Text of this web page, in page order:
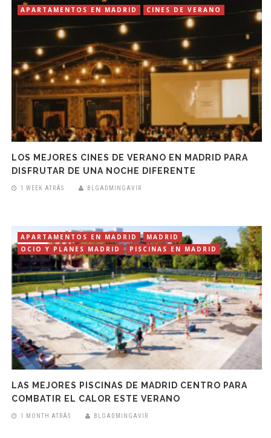
APARTAMENTOS EN MADRID CINES DE VERANO
LOS MEJORES CINES DE VERANO EN MADRID PARA
DISFRUTAR DE UNA NOCHE DIFERENTE
1 WEEK ATRÁS BLGADMINGAVIR
APARTAMENTOS EN MADRID
MADRID
OCIO Y PLANES MADRID
PISCINAS EN MADRID
LAS MEJORES PISCINAS DE MADRID CENTRO PARA
COMBATIR EL CALOR ESTE VERANO
1 MONTH ATRÁS BLGADMINGAVIR